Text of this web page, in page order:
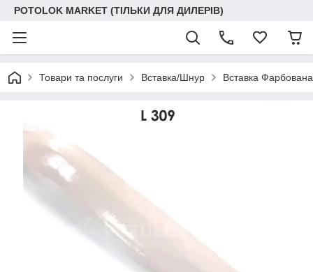
POTOLOK MARKET (ТІЛЬКИ ДЛЯ ДИЛЕРІВ)
Товари та послуги Вставка/Шнур Вставка Фарбована